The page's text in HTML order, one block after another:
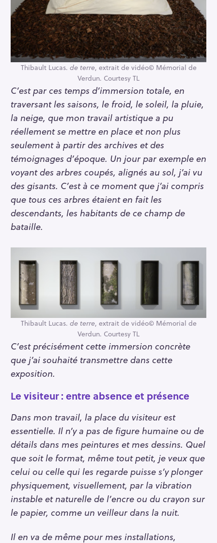
Thibault Lucas. de terre, extrait de vidéo© Mémorial de
Verdun. Courtesy TL
C’est par ces temps d’immersion totale, en
traversant les saisons, le froid, le soleil, la pluie,
la neige, que mon travail artistique a pu
réellement se mettre en place et non plus
seulement à partir des archives et des
témoignages d’époque. Un jour par exemple en
voyant des arbres coupés, alignés au sol, j’ai vu
des gisants. C’est à ce moment que j’ai compris
que tous ces arbres étaient en fait les
descendants, les habitants de ce champ de
bataille.
Thibault Lucas. de terre, extrait de vidéo© Mémorial de
Verdun. Courtesy TL
C’est précisément cette immersion concrète
que j’ai souhaité transmettre dans cette
exposition.
Le visiteur : entre absence et présence
Dans mon travail, la place du visiteur est
essentielle. Il n’y a pas de figure humaine ou de
détails dans mes peintures et mes dessins. Quel
que soit le format, même tout petit, je veux que
celui ou celle qui les regarde puisse s’y plonger
physiquement, visuellement, par la vibration
instable et naturelle de l’encre ou du crayon sur
le papier, comme un veilleur dans la nuit.
Il en va de même pour mes installations,